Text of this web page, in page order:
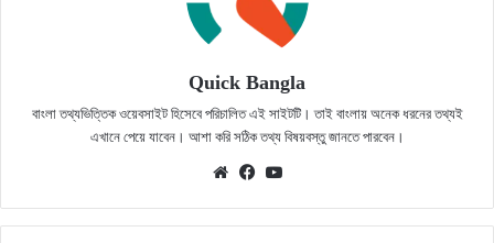
Quick Bangla
বাংলা তথ্যভিত্তিক ওয়েবসাইট হিসেবে পরিচালিত এই সাইটটি। তাই বাংলায় অনেক ধরনের তথ্যই
এখানে পেয়ে যাবেন। আশা করি সঠিক তথ্য বিষয়বস্তু জানতে পারবেন।
WebsiteFacebook